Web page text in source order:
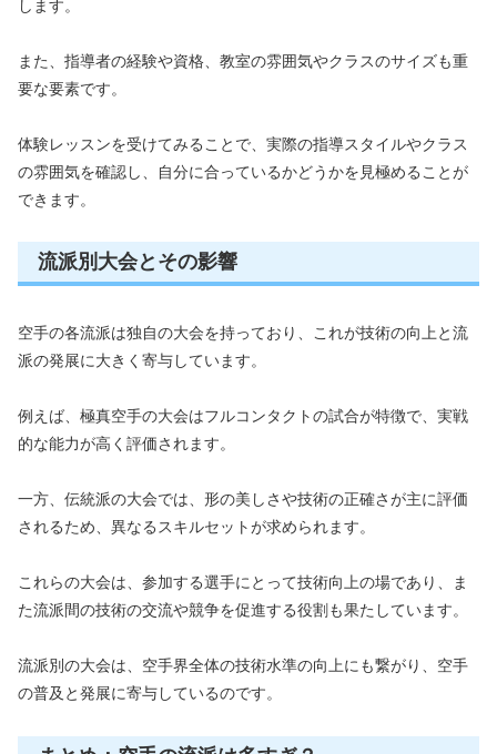
します。
また、指導者の経験や資格、教室の雰囲気やクラスのサイズも重
要な要素です。
体験レッスンを受けてみることで、実際の指導スタイルやクラス
の雰囲気を確認し、自分に合っているかどうかを見極めることが
できます。
流派別大会とその影響
空手の各流派は独自の大会を持っており、これが技術の向上と流
派の発展に大きく寄与しています。
例えば、極真空手の大会はフルコンタクトの試合が特徴で、実戦
的な能力が高く評価されます。
一方、伝統派の大会では、形の美しさや技術の正確さが主に評価
されるため、異なるスキルセットが求められます。
これらの大会は、参加する選手にとって技術向上の場であり、ま
た流派間の技術の交流や競争を促進する役割も果たしています。
流派別の大会は、空手界全体の技術水準の向上にも繋がり、空手
の普及と発展に寄与しているのです。